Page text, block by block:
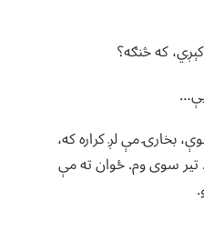
که څنګه؟
بخارۍ مې لږ کراره که،
تیر سوی وم. ځوان ته مې